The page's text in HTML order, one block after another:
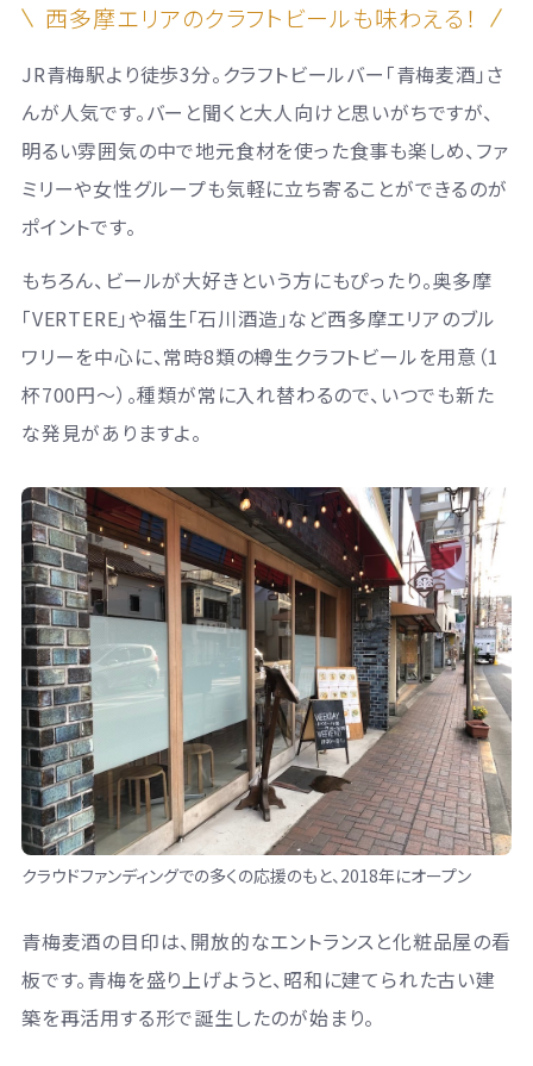
西多摩エリアのクラフトビールも味わえる！
JR青梅駅より徒歩3分。クラフトビールバー「青梅麦酒」さ
んが人気です。バーと聞くと大人向けと思いがちですが、
明るい雰囲気の中で地元食材を使った食事も楽しめ、ファ
ミリーや女性グループも気軽に立ち寄ることができるのが
ポイントです。
もちろん、ビールが大好きという方にもぴったり。奥多摩
「VERTERE」や福生「石川酒造」など西多摩エリアのブル
ワリーを中心に、常時8類の樽生クラフトビールを用意 （1
杯700円〜） 。種類が常に入れ替わるので、いつでも新た
な発見がありますよ。
クラウドファンディングでの多くの応援のもと、2018年にオープン
青梅麦酒の目印は、開放的なエントランスと化粧品屋の看
板です。青梅を盛り上げようと、昭和に建てられた古い建
築を再活用する形で誕生したのが始まり。